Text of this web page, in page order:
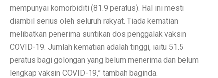
mempunyai komorbiditi (81.9 peratus). Hal ini mesti
diambil serius oleh seluruh rakyat. Tiada kematian
melibatkan penerima suntikan dos penggalak vaksin
COVID-19. Jumlah kematian adalah tinggi, iaitu 51.5
peratus bagi golongan yang belum menerima dan belum
lengkap vaksin COVID-19,” tambah baginda.